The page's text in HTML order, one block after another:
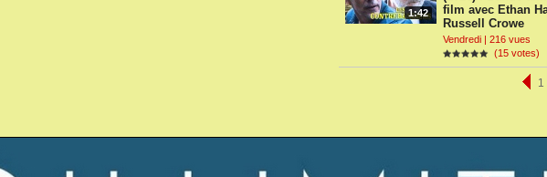
1:42
film avec Ethan
Russell Crowe
Vendredi | 216 vues
(15 votes)
1